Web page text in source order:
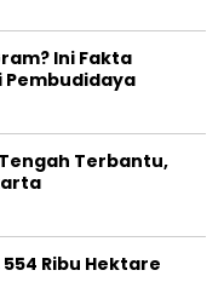
Ini Fakta
Pembudidaya
Terbantu,
Ribu Hektare